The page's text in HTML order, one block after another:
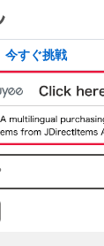
すぐ挑戦